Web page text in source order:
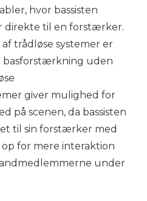
hvor bassisten
direkte til en forstærker.
trådløse systemer er
uden
giver mulighed for
på scenen, da bassisten
til sin forstærker med
for mere interaktion
under